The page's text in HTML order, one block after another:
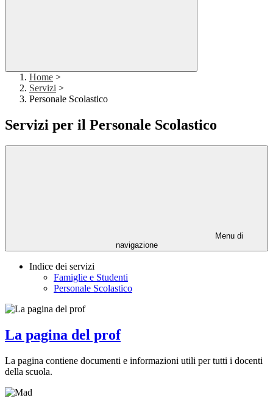
Home >
Servizi >
Personale Scolastico
Servizi per il Personale Scolastico
Menu di
navigazione
Indice dei servizi
Famiglie e Studenti
Personale Scolastico
La pagina del prof
La pagina contiene documenti e informazioni utili per tutti i docenti
della scuola.